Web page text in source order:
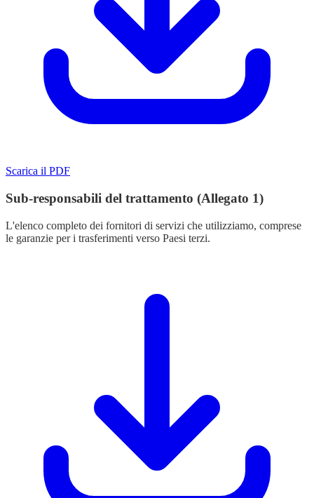
Scarica il PDF
Sub-responsabili del trattamento (Allegato 1)
L'elenco completo dei fornitori di servizi che utilizziamo, comprese
le garanzie per i trasferimenti verso Paesi terzi.